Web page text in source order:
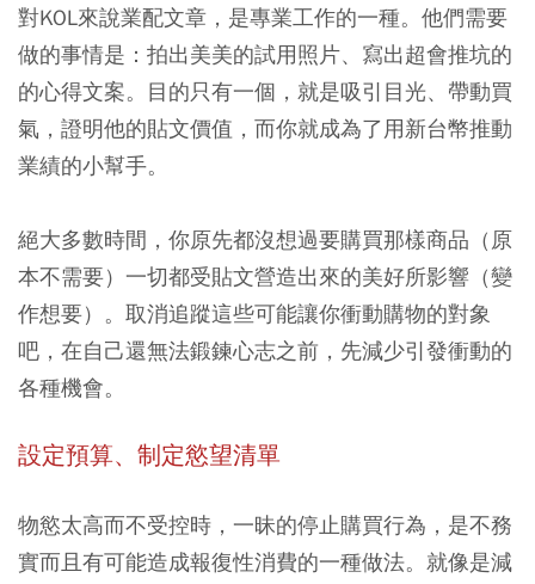
對KOL來說業配文章，是專業工作的一種。他們需要
做的事情是：拍出美美的試用照片、寫出超會推坑的
的心得文案。目的只有一個，就是吸引目光、帶動買
氣，證明他的貼文價值，而你就成為了用新台幣推動
業績的小幫手。
絕大多數時間，你原先都沒想過要購買那樣商品（原
本不需要）一切都受貼文營造出來的美好所影響（變
作想要）。取消追蹤這些可能讓你衝動購物的對象
吧，在自己還無法鍛鍊心志之前，先減少引發衝動的
各種機會。
設定預算、制定慾望清單
物慾太高而不受控時，一昧的停止購買行為，是不務
實而且有可能造成報復性消費的一種做法。就像是減